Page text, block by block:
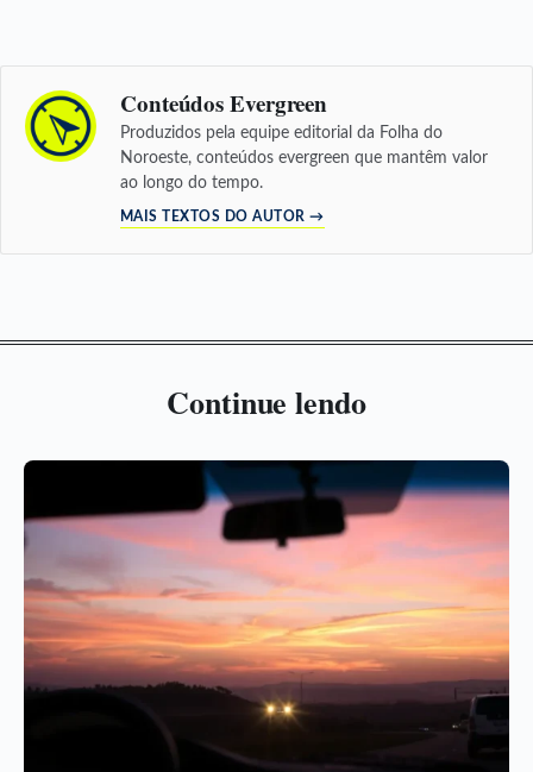
Conteúdos Evergreen
Produzidos pela equipe editorial da Folha do
Noroeste, conteúdos evergreen que mantêm valor
ao longo do tempo.
MAIS TEXTOS DO AUTOR →
Continue lendo